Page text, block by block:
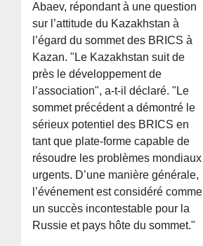
Abaev, répondant à une question
sur l’attitude du Kazakhstan à
l’égard du sommet des BRICS à
Kazan. "Le Kazakhstan suit de
près le développement de
l’association", a-t-il déclaré. "Le
sommet précédent a démontré le
sérieux potentiel des BRICS en
tant que plate-forme capable de
résoudre les problèmes mondiaux
urgents. D’une manière générale,
l’événement est considéré comme
un succès incontestable pour la
Russie et pays hôte du sommet."